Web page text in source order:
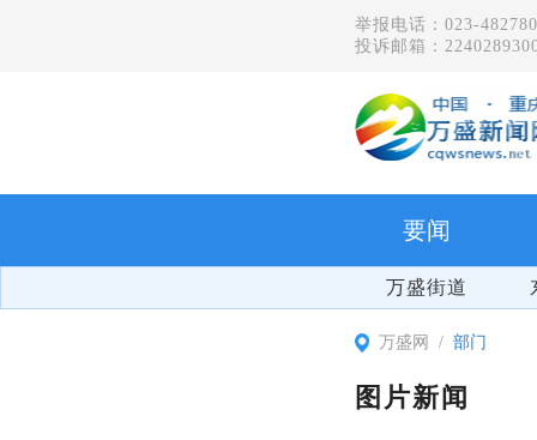
举报电话：023-
投诉邮箱：
要闻
万盛街道
万盛网 部门
图片新闻